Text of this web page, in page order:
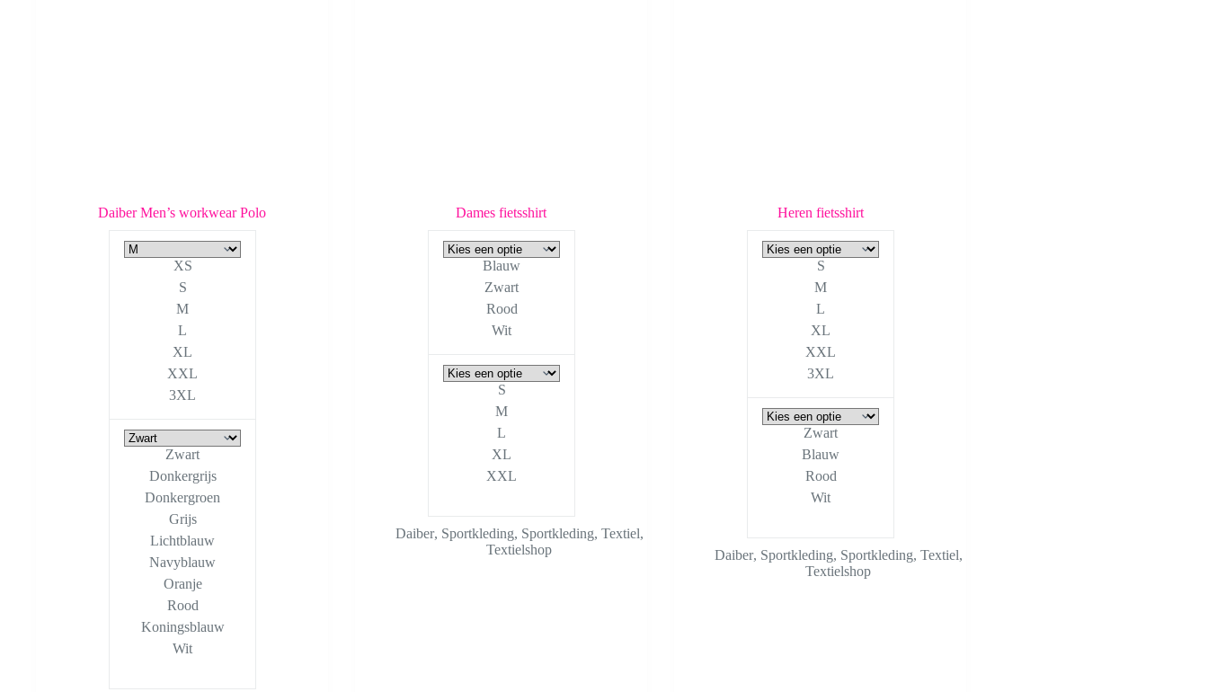
Daiber Men’s workwear Polo
XS
S
M
L
XL
XXL
3XL
Zwart
Donkergrijs
Donkergroen
Grijs
Lichtblauw
Navyblauw
Oranje
Rood
Koningsblauw
Wit
Dames fietsshirt
Blauw
Zwart
Rood
Wit
S
M
L
XL
XXL
Daiber, Sportkleding, Sportkleding, Textiel,
Textielshop
Heren fietsshirt
S
M
L
XL
XXL
3XL
Zwart
Blauw
Rood
Wit
Daiber, Sportkleding, Sportkleding, Textiel,
Textielshop